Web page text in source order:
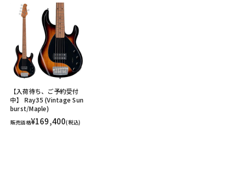
【入荷待ち、ご予約受付
中】 Ray35 (Vintage Sun
burst/Maple)
販売価格¥169,400(税込)